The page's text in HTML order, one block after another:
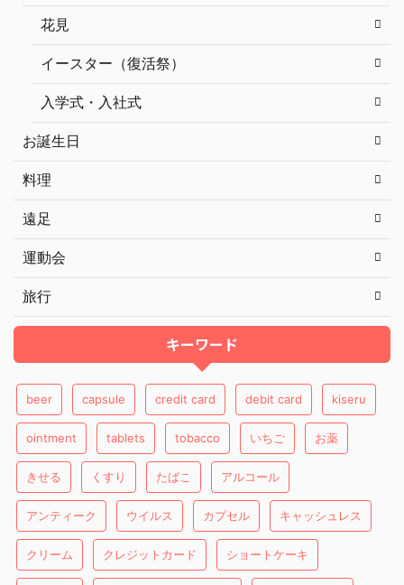
花見
イースター（復活祭）
入学式・入社式
お誕生日
料理
遠足
運動会
旅行
キーワード
beer capsule credit card debit card kiseru
ointment tablets tobacco いちご お薬
きせる くすり たばこ アルコール
アンティーク ウイルス カプセル キャッシュレス
クリーム クレジットカード ショートケーキ